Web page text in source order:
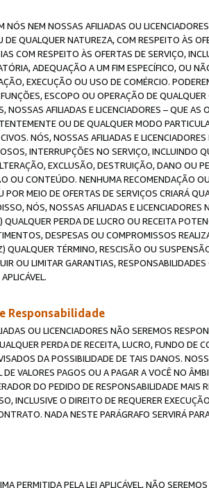
NÓS NEM NOSSAS AFILIADAS OU
DE QUALQUER NATUREZA, COM RESPEITO ÀS
COM RESPEITO ÀS OFERTAS DE SERVIÇO,
ADEQUAÇÃO A UM FIM ESPECÍFICO, OU
EXECUÇÃO OU USO DE COMÉRCIO.
ESCOPO OU OPERAÇÃO DE
NOSSAS AFILIADAS E LICENCIADORES – QUE
OU DE QUALQUER MODO
NÓS, NOSSAS AFILIADAS E
INTERRUPÇÕES NO SERVIÇO, INCLUINDO
EXCLUSÃO, DESTRUIÇÃO, DANO OU
OU CONTEÚDO. NENHUMA RECOMENDAÇÃO
POR MEIO DE OFERTAS DE SERVIÇOS CRIARÁ
NÓS, NOSSAS AFILIADAS E
QUALQUER PERDA DE LUCRO OU RECEITA
DESPESAS OU COMPROMISSOS
QUALQUER TÉRMINO, RESCISÃO OU
OU LIMITAR GARANTIAS,
Responsabilidade
OU LICENCIADORES NÃO SEREMOS
PERDA DE RECEITA, LUCRO, FUNDO
DA POSSIBILIDADE DE TAIS DANOS.
DE VALORES PAGOS OU A PAGAR A VOCÊ NO
DO PEDIDO DE RESPONSABILIDADE
INCLUSIVE O DIREITO DE REQUERER
NADA NESTE PARÁGRAFO SERVIRÁ
PERMITIDA PELA LEI APLICÁVEL, NÃO